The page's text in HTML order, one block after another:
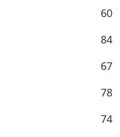
60
84
67
78
74